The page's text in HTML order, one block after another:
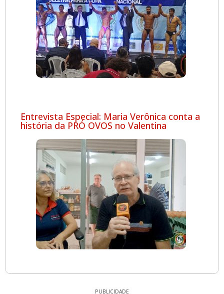
Entrevista Especial: Maria Verônica conta a
história da PRÓ OVOS no Valentina
PUBLICIDADE